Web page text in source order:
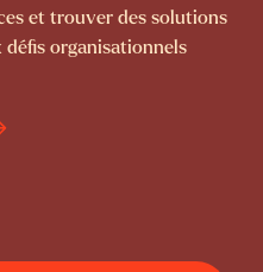
et trouver des solutions
organisationnels